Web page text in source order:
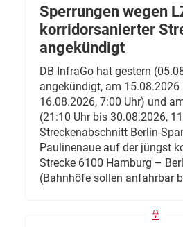
Sperrungen wegen
korridorsanierter
angekündigt
DB InfraGo hat gestern
angekündigt, am 15.08.2026
16.08.2026, 7:00 Uhr) und
(21:10 Uhr bis 30.08.2026,
Streckenabschnitt Berlin-
Paulinenaue auf der jüngst
Strecke 6100 Hamburg –
(Bahnhöfe sollen anfahrbar